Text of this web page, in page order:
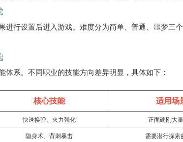
进行设置后进入游戏。难度分为简单、普通、噩梦三
体系。不同职业的技能方向差异明显，具体如下：
核心技能 适用场
快速换弹、火力强化 正面硬刚大
隐身术、背刺暴击 需要潜行探索